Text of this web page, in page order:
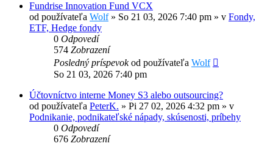
Fundrise Innovation Fund VCX
od používateľa Wolf» So 21 03, 2026 7:40 pm » v Fondy,
ETF, Hedge fondy
0 Odpovedí
574 Zobrazení
Posledný príspevokod používateľa Wolf
So 21 03, 2026 7:40 pm
Účtovníctvo interne Money S3 alebo outsourcing?
od používateľa PeterK. » Pi 27 02, 2026 4:32 pm » v
Podnikanie, podnikateľské nápady, skúsenosti, príbehy
0 Odpovedí
676 Zobrazení